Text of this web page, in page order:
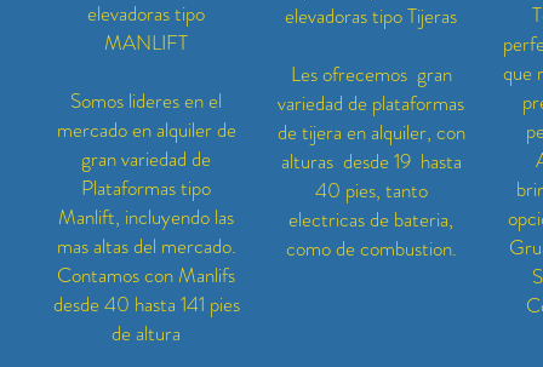
elevadoras tipo
MANLIFT
Somos lideres en el
mercado en alquiler de
gran variedad de
Plataformas tipo
Manlift, incluyendo las
mas altas del mercado.
Contamos con Manlifs
desde 40 hasta 141 pies
de altura
elevadoras tipo Tijeras
Les ofrecemos gran
variedad de plataformas
de tijera en alquiler, con
alturas desde 19 hasta
40 pies, tanto
electricas de bateria,
como de combustion.
que